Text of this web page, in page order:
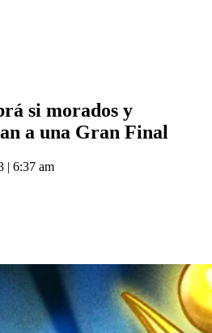
si morados y
a una Gran Final
| 6:37 am